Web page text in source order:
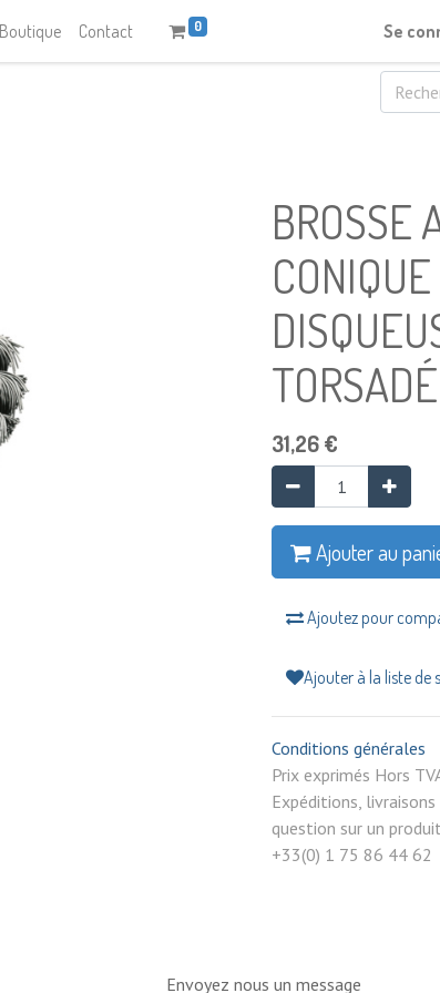
Boutique Contact 0 Se
BROSSE
31,26€
Ajouter au
Ajoutez pour
Ajouter à la liste de
Conditions générales
Prix
Expéditions,
question sur un
+33(0) 1 75 86 44 62
Envoyez nous un message